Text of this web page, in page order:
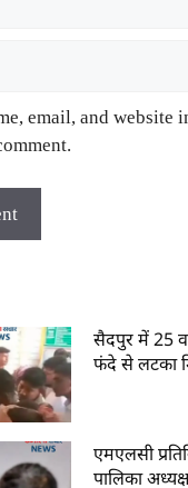
email, and website
सैदपुर में 25
फंदे से लटका
एमएलसी
पालिका